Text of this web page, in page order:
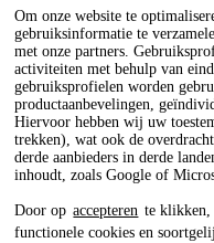
Om onze website te
gebruiksinformatie te
met onze partners.
activiteiten met behulp van
gebruiksprofielen worden
productaanbevelingen,
Hiervoor hebben wij uw
trekken), wat ook de
derde aanbieders in derde
inhoudt, zoals Google of
Door op accepteren te klikken,
functionele cookies en